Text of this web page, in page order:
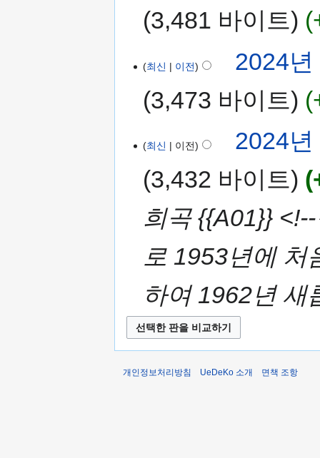
3,481 바이트
최신 이전
2024
3,473 바이트
최신 이전
2024
3,432 바이트
희곡 {{A01}}
로 1953년에 처
하여 1962년 새
개인정보처리방침 UeDeKo 소개 면책 조항